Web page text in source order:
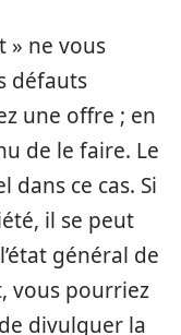
» ne vous
défauts
une offre ; en
de le faire. Le
dans ce cas. Si
il se peut
général de
vous pourriez
divulguer la